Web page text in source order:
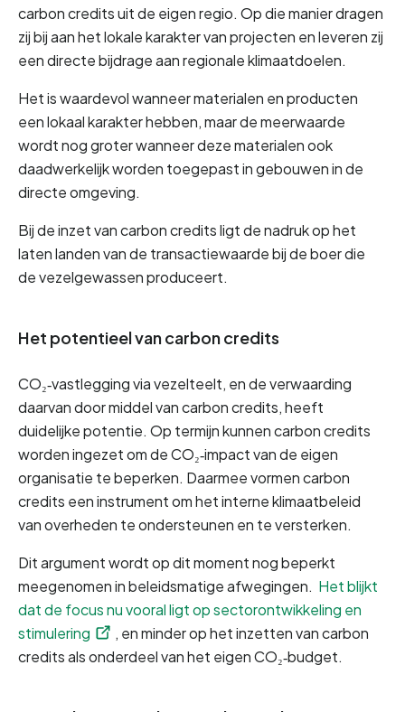
carbon credits uit de eigen regio. Op die manier dragen
zij bij aan het lokale karakter van projecten en leveren zij
een directe bijdrage aan regionale klimaatdoelen.
Het is waardevol wanneer materialen en producten
een lokaal karakter hebben, maar de meerwaarde
wordt nog groter wanneer deze materialen ook
daadwerkelijk worden toegepast in gebouwen in de
directe omgeving.
Bij de inzet van carbon credits ligt de nadruk op het
laten landen van de transactiewaarde bij de boer die
de vezelgewassen produceert.
Het potentieel van carbon credits
CO₂‑vastlegging via vezelteelt, en de verwaarding
daarvan door middel van carbon credits, heeft
duidelijke potentie. Op termijn kunnen carbon credits
worden ingezet om de CO₂‑impact van de eigen
organisatie te beperken. Daarmee vormen carbon
credits een instrument om het interne klimaatbeleid
van overheden te ondersteunen en te versterken.
Dit argument wordt op dit moment nog beperkt
meegenomen in beleidsmatige afwegingen. Het blijkt
dat de focus nu vooral ligt op sectorontwikkeling en
stimulering
, en minder op het inzetten van carbon
credits als onderdeel van het eigen CO₂‑budget.